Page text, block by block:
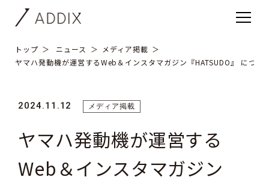
トップ ニュース
メディア掲載
ヤマハ発動機が運営するWeb＆インスタマガジン『HATSUDO』 につ
2024.11.12 メディア掲載
ヤマハ発動機が運営する
Web＆インスタマガジン